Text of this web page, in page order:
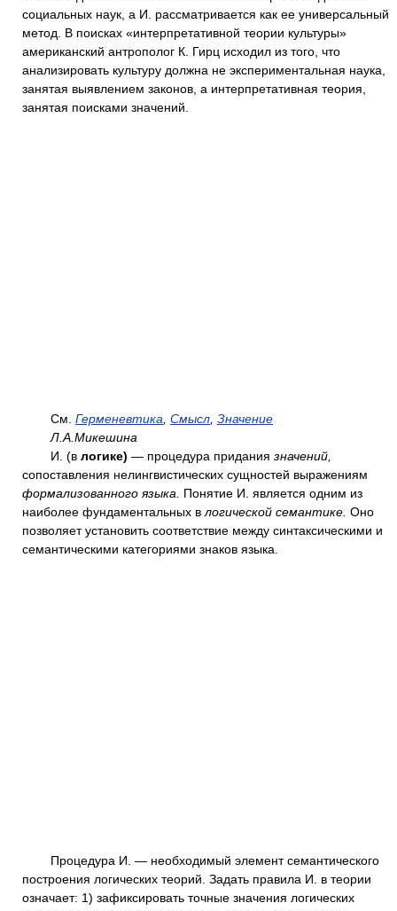
социальных наук, а И. рассматривается как ее универсальный
метод. В поисках «интерпретативной теории культуры»
американский антрополог К. Гирц исходил из того, что
анализировать культуру должна не экспериментальная наука,
занятая выявлением законов, а интерпретативная теория,
занятая поисками значений.
См. Герменевтика Смысл Значение
Л.А.Микешина
И. (в логике) — процедура придания значений,
сопоставления нелингвистических сущностей выражениям
формализованного языка. Понятие И. является одним из
наиболее фундаментальных в логической семантике. Оно
позволяет установить соответствие между синтаксическими и
семантическими категориями знаков языка.
Процедура И. — необходимый элемент семантического
построения логических теорий. Задать правила И. в теории
означает: 1) зафиксировать точные значения логических